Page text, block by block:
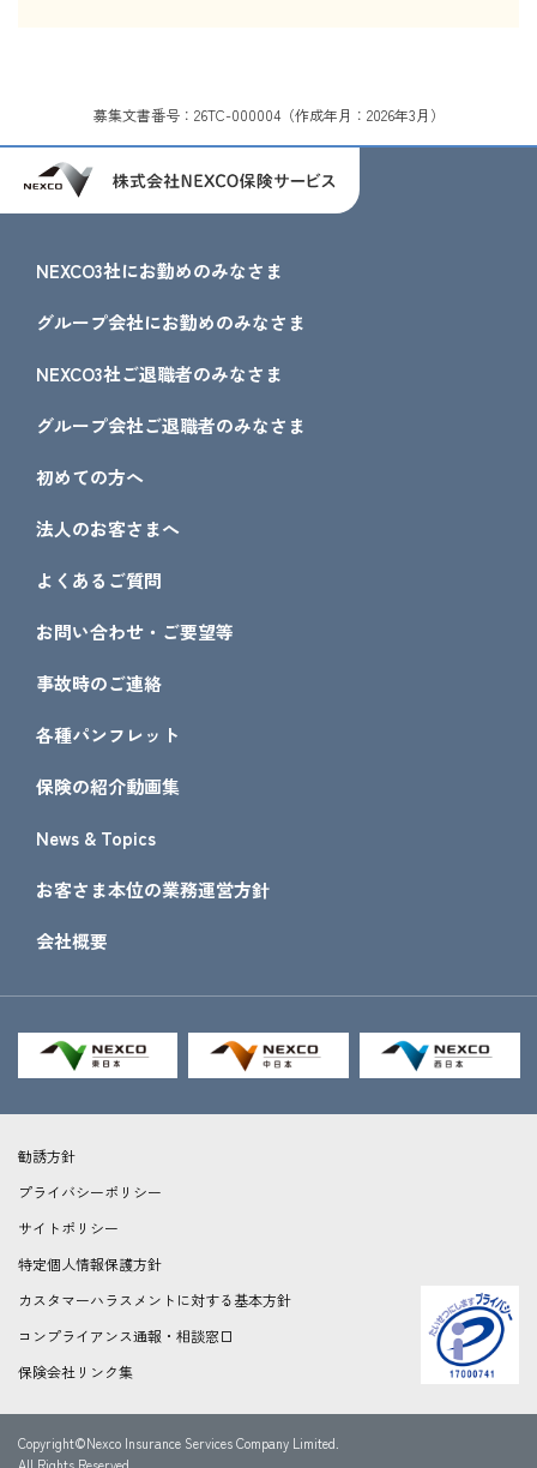
募集文書番号： 26TC-000004（作成年月：2026年3月）
NEXCO3社にお勤めのみなさま
グループ会社にお勤めのみなさま
NEXCO3社ご退職者のみなさま
グループ会社ご退職者のみなさま
初めての方へ
法人のお客さまへ
よくあるご質問
お問い合わせ・ご要望等
事故時のご連絡
各種パンフレット
保険の紹介動画集
News & Topics
お客さま本位の業務運営方針
会社概要
勧誘方針
プライバシーポリシー
サイトポリシー
特定個人情報保護方針
カスタマーハラスメントに対する基本方針
コンプライアンス通報・相談窓口
保険会社リンク集
Copyright©Nexco Insurance Services Company Limited.
All Rights Reserved.